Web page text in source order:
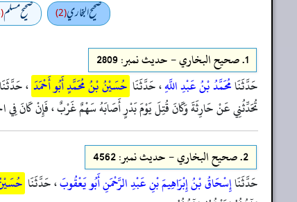
صحيح البخاري(2) صحيح مسلم(6)
1. صحيح البخاري - حدیث نمبر: 2809
حَدَّثَنَامُحَمَّدُ بْنُ عَبْدِ اللَّهِ، حَدَّثَنَا حُسَيْنُ بْنُ مُحَمَّدٍ أَبُو أَحْمَدَ ، حَدَّثَنَا
تُحَدِّثُنِي عَنْ حَارِثَةَ وَكَانَ قُتِلَ يَوْمَ بَدْرٍ أَصَابَهُ سَهْمٌ غَرْبٌ ، فَإِنْ كَانَ فِي
2. صحيح البخاري - حدیث نمبر: 4562
حَدَّثَنَاإِسْحَاقُ بْنُ إِبْرَاهِيمَ بْنِ عَبْدِ الرَّحْمَنِ أَبُو يَعْقُوبَ، حَدَّثَنَا